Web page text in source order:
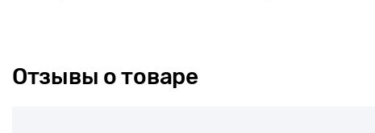
Отзывы о товаре